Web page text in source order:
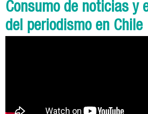
Consumo de noticias y
del periodismo en Chile